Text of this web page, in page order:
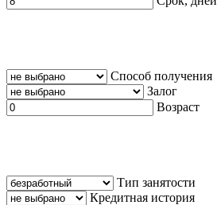
Способ получения
Залог
Возраст
Тип занятости
Кредитная история